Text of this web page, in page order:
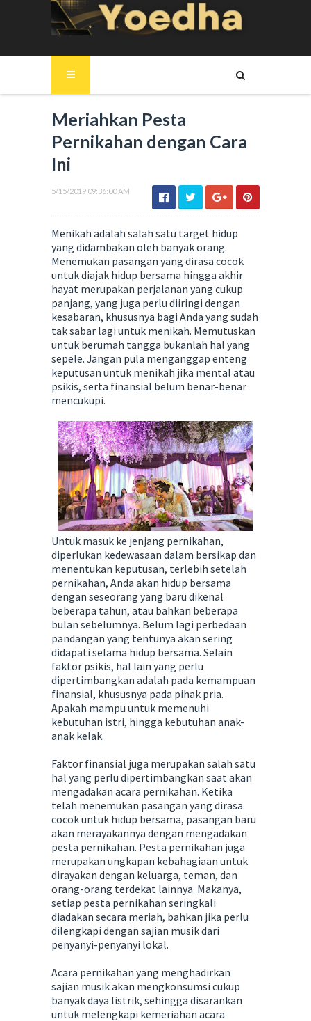
Meriahkan Pesta
Pernikahan dengan Cara
Ini
5/15/2019 09:36:00 AM
Menikah adalah salah satu target hidup
yang didambakan oleh banyak orang.
Menemukan pasangan yang dirasa cocok
untuk diajak hidup bersama hingga akhir
hayat merupakan perjalanan yang cukup
panjang, yang juga perlu diiringi dengan
kesabaran, khususnya bagi Anda yang sudah
tak sabar lagi untuk menikah. Memutuskan
untuk berumah tangga bukanlah hal yang
sepele. Jangan pula menganggap enteng
keputusan untuk menikah jika mental atau
psikis, serta finansial belum benar-benar
mencukupi.
Untuk masuk ke jenjang pernikahan,
diperlukan kedewasaan dalam bersikap dan
menentukan keputusan, terlebih setelah
pernikahan, Anda akan hidup bersama
dengan seseorang yang baru dikenal
beberapa tahun, atau bahkan beberapa
bulan sebelumnya. Belum lagi perbedaan
pandangan yang tentunya akan sering
didapati selama hidup bersama. Selain
faktor psikis, hal lain yang perlu
dipertimbangkan adalah pada kemampuan
finansial, khususnya pada pihak pria.
Apakah mampu untuk memenuhi
kebutuhan istri, hingga kebutuhan anak-
anak kelak.
Faktor finansial juga merupakan salah satu
hal yang perlu dipertimbangkan saat akan
mengadakan acara pernikahan. Ketika
telah menemukan pasangan yang dirasa
cocok untuk hidup bersama, pasangan baru
akan merayakannya dengan mengadakan
pesta pernikahan. Pesta pernikahan juga
merupakan ungkapan kebahagiaan untuk
dirayakan dengan keluarga, teman, dan
orang-orang terdekat lainnya. Makanya,
setiap pesta pernikahan seringkali
diadakan secara meriah, bahkan jika perlu
dilengkapi dengan sajian musik dari
penyanyi-penyanyi lokal.
Acara pernikahan yang menghadirkan
sajian musik akan mengkonsumsi cukup
banyak daya listrik, sehingga disarankan
untuk melengkapi kemeriahan acara